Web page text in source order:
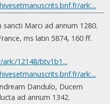
ark:...
Marci ad annum 1280.
ms latin 5874, 160 ff.
12148/btv1b1...
ark:...
Dandulo, Ducem
ad annum 1342.